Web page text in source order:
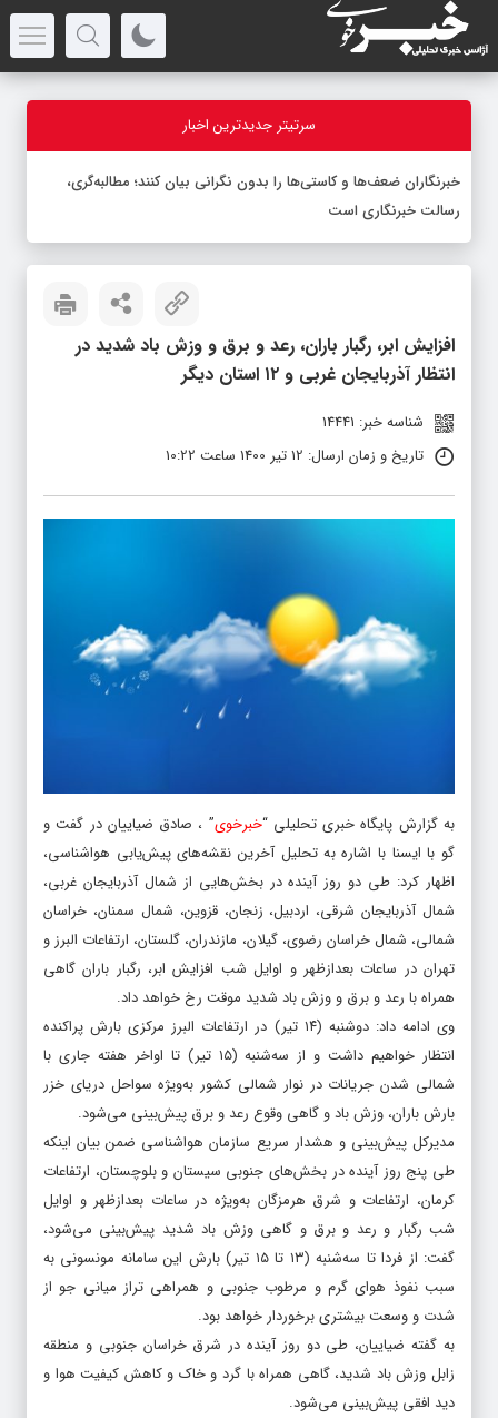
سرتیتر جدیدترین اخبار
-
افزایش ابر، رگبار باران، رعد و برق و وزش باد شدید در
انتظار آذربایجان غربی و ۱۲ استان دیگر
شناسه خبر: 14441
تاریخ و زمان ارسال: 12 تیر 1400 ساعت 10:22
به گزارش پایگاه خبری تحلیلی “خبرخوی” ، صادق ضیاییان در گفت و
گو با ایسنا با اشاره به تحلیل آخرین نقشه‌های پیش‌یابی هواشناسی،
اظهار کرد: طی دو روز آینده در بخش‌هایی از شمال آذربایجان غربی،
شمال آذربایجان شرقی، اردبیل، زنجان، قزوین، شمال سمنان، خراسان
شمالی، شمال خراسان رضوی، گیلان، مازندران، گلستان، ارتفاعات البرز و
تهران در ساعات بعدازظهر و اوایل شب افزایش ابر، رگبار باران گاهی
همراه با رعد و برق و وزش باد شدید موقت رخ خواهد داد.
وی ادامه داد: دوشنبه (۱۴ تیر) در ارتفاعات البرز مرکزی بارش پراکنده
انتظار خواهیم داشت و از سه‌شنبه (۱۵ تیر) تا اواخر هفته جاری با
شمالی شدن جریانات در نوار شمالی کشور به‌ویژه سواحل دریای خزر
بارش باران، وزش باد و گاهی وقوع رعد و برق پیش‌بینی می‌شود.
مدیرکل پیش‌بینی و هشدار سریع سازمان هواشناسی ضمن بیان اینکه
طی پنج روز آینده در بخش‌های جنوبی سیستان و بلوچستان، ارتفاعات
کرمان، ارتفاعات و شرق هرمزگان به‌ویژه در ساعات بعدازظهر و اوایل
شب رگبار و رعد و برق و گاهی وزش باد شدید پیش‌بینی می‌شود،
گفت: از فردا تا سه‌شنبه (۱۳ تا ۱۵ تیر) بارش این سامانه مونسونی به
سبب نفوذ هوای گرم و مرطوب جنوبی و همراهی تراز میانی جو از
شدت و وسعت بیشتری برخوردار خواهد بود.
به گفته ضیاییان، طی دو روز آینده در شرق خراسان جنوبی و منطقه
زابل وزش باد شدید، گاهی همراه با گرد و خاک و کاهش کیفیت هوا و
دید افقی پیش‌بینی می‌شود.